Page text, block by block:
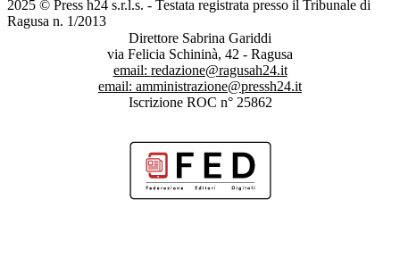
2025 © Press h24 s.r.l.s. - Testata registrata presso il Tribunale di
Ragusa n. 1/2013
Direttore Sabrina Gariddi
via Felicia Schininà, 42 - Ragusa
email: redazione@ragusah24.it
email: amministrazione@pressh24.it
Iscrizione ROC n° 25862